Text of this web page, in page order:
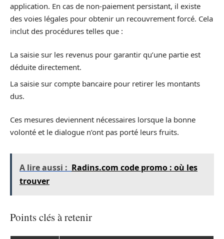
application. En cas de non-paiement persistant, il existe
des voies légales pour obtenir un recouvrement forcé. Cela
inclut des procédures telles que :
La saisie sur les revenus pour garantir qu’une partie est
déduite directement.
La saisie sur compte bancaire pour retirer les montants
dus.
Ces mesures deviennent nécessaires lorsque la bonne
volonté et le dialogue n’ont pas porté leurs fruits.
A lire aussi : Radins.com code promo : où les
trouver
Points clés à retenir